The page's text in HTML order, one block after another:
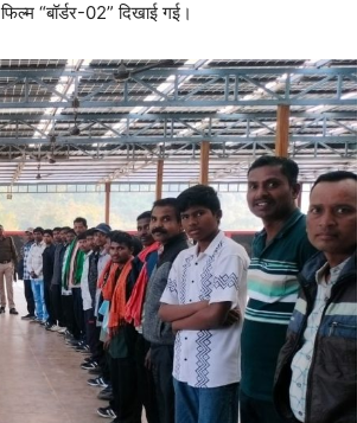
“बॉर्डर-02” दिखाई गई।